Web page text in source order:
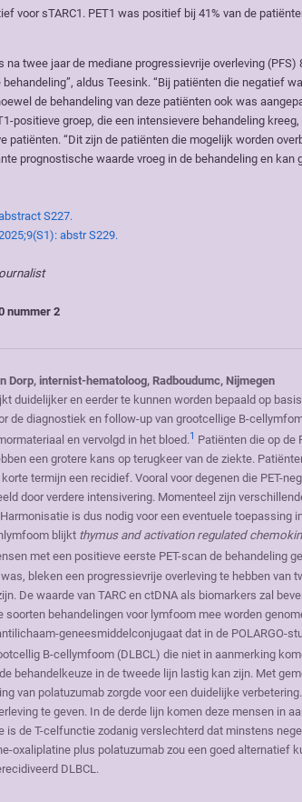
voor sTARC1. PET1 was positief bij 41% van de
na twee jaar de mediane progressievrije overleving
aldus Teesink. “Bij patiënten die negatief
de behandeling van deze patiënten ook was
positieve groep, die een intensievere behandeling
patiënten. “Dit zijn de patiënten die mogelijk worden
prognostische waarde vroeg in de behandeling en kan
S227.
abstr S229.
nummer 2
Dorp, internist-hematoloog, Radboudumc, Nijmegen
duidelijker en eerder te kunnen worden bepaald op
de diagnostiek en follow-up van grootcellige B-
en vervolgd in het bloed.1 Patiënten die op de
een grotere kans op terugkeer van de ziekte.
termijn een recidief. Vooral voor degenen die PET-
door verdere intensivering. Momenteel zijn
is dus nodig voor een eventuele toepassing
blijkt thymus and activation regulated
met een positieve eerste PET-scan de behandeling
bleken een progressievrije overleving te hebben
De waarde van TARC en ctDNA als biomarkers zal
behandelingen voor lymfoom mee worden
geneesmiddelconjugaat dat in de POLARGO-
B-cellymfoom (DLBCL) die niet in aanmerking
behandelkeuze in de tweede lijn lastig kan zijn. Met
van polatuzumab zorgde voor een duidelijke
te geven. In de derde lijn komen deze mensen in
is de T-celfunctie zodanig verslechterd dat minstens
oxaliplatine plus polatuzumab zou een goed alternatief
DLBCL.